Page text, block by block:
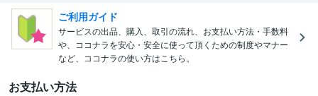
ご利用ガイド
サービスの出品、購入、取引の流れ、お支払い方法・手数料
や、ココナラを安心・安全に使って頂くための制度やマナー
など、ココナラの使い方はこちら。
お支払い方法